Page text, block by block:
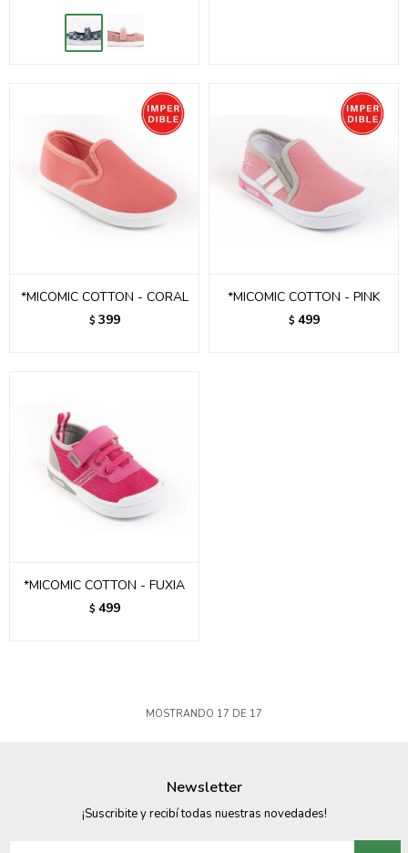
*MICOMIC COTTON - CORAL
$ 399
*MICOMIC COTTON - PINK
$ 499
*MICOMIC COTTON - FUXIA
$ 499
MOSTRANDO 17 DE 17
Newsletter
¡Suscribite y recibí todas nuestras novedades!